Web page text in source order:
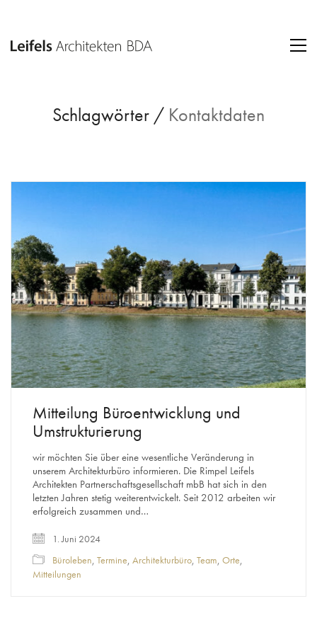
Schlagwörter / Kontaktdaten
Mitteilung Büroentwicklung und
Umstrukturierung
wir möchten Sie über eine wesentliche Veränderung in
unserem Architekturbüro informieren. Die Rimpel Leifels
Architekten Partnerschaftsgesellschaft mbB hat sich in den
letzten Jahren stetig weiterentwickelt. Seit 2012 arbeiten wir
erfolgreich zusammen und…
1. Juni 2024
Büroleben, Termine, Architekturbüro, Team, Orte,
Mitteilungen